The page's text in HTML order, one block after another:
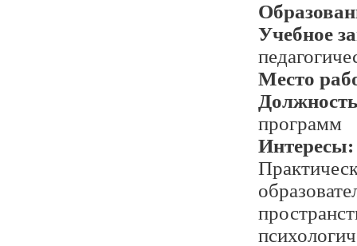
Учебное
Место
программ
Интересы: